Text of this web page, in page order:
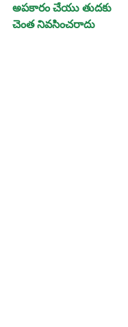
అపకారం చేయు తుదకు
చెంత నివసించరాదు